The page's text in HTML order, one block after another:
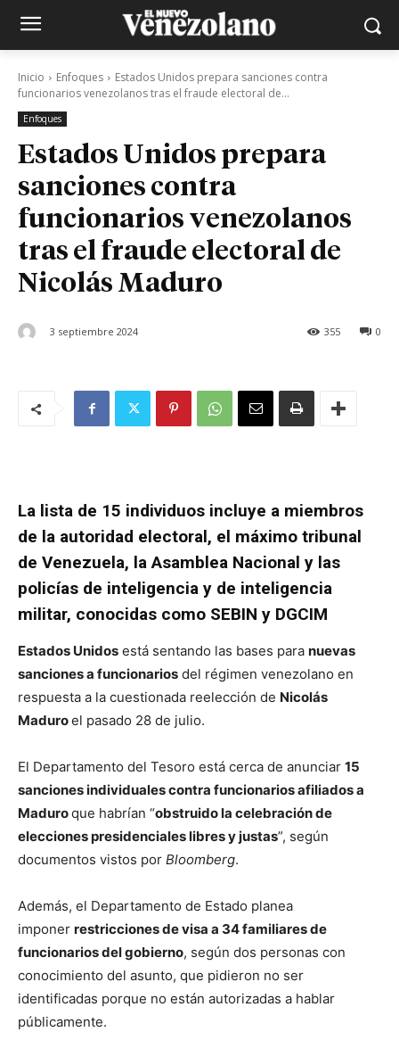
Inicio Enfoques
Estados Unidos prepara sanciones contra
funcionarios venezolanos tras el fraude electoral de...
Enfoques
Estados Unidos prepara
sanciones contra
funcionarios venezolanos
tras el fraude electoral de
Nicolás Maduro
3 septiembre 2024 0
355
La lista de 15 individuos incluye a miembros
de la autoridad electoral, el máximo tribunal
de Venezuela, la Asamblea Nacional y las
policías de inteligencia y de inteligencia
militar, conocidas como SEBIN y DGCIM
Estados Unidos está sentando las bases para nuevas
sanciones a funcionarios del régimen venezolano en
respuesta a la cuestionada reelección de Nicolás
Maduroel pasado 28 de julio.
El Departamento del Tesoro está cerca de anunciar 15
sanciones individuales contra funcionarios afiliados a
Maduroque habrían “obstruido la celebración de
elecciones presidenciales libres y justas”, según
documentos vistos por Bloomberg.
Además, el Departamento de Estado planea
imponer restricciones de visa a 34 familiares de
funcionarios del gobierno, según dos personas con
conocimiento del asunto, que pidieron no ser
identificadas porque no están autorizadas a hablar
públicamente.